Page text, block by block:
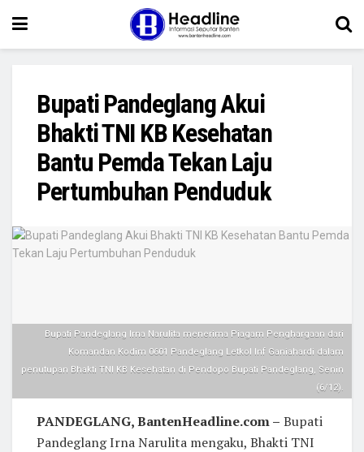
Bupati Pandeglang Akui
Bhakti TNI KB Kesehatan
Bantu Pemda Tekan Laju
Pertumbuhan Penduduk
Bupati Pandeglang Irna Narulita menerima Piagam Penghargaan dari
Komandan Kodim 0601 Pandeglang Letkol Inf Ganiahardi dalam
penutupan Bhakti TNI KB Kesehatan di Pendopo Bupati Pandeglang, Senin
(6/12).
PANDEGLANG, BantenHeadline.com – Bupati
Pandeglang Irna Narulita mengaku, Bhakti TNI